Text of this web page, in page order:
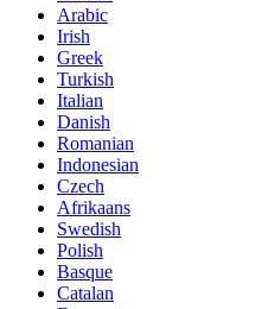
Arabic
Irish
Greek
Turkish
Italian
Danish
Romanian
Indonesian
Czech
Afrikaans
Swedish
Polish
Basque
Catalan